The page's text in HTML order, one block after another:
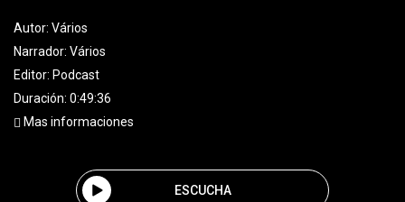
Autor: Vários
Narrador: Vários
Editor: Podcast
Duración: 0:49:36
Mas informaciones
ESCUCHA